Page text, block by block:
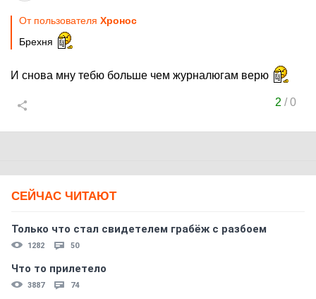
От пользователя Хронос
Брехня
И снова мну тебю больше чем журналюгам верю
2 /0
СЕЙЧАС ЧИТАЮТ
Только что стал свидетелем грабёж с разбоем
1282 50
Что то прилетело
3887 74